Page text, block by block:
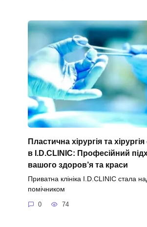
Пластична хірургія та
в I.D.CLINIC: Професійний
вашого здоров’я та краси
Приватна клініка I.D.CLINIC стала
помічником
0 74